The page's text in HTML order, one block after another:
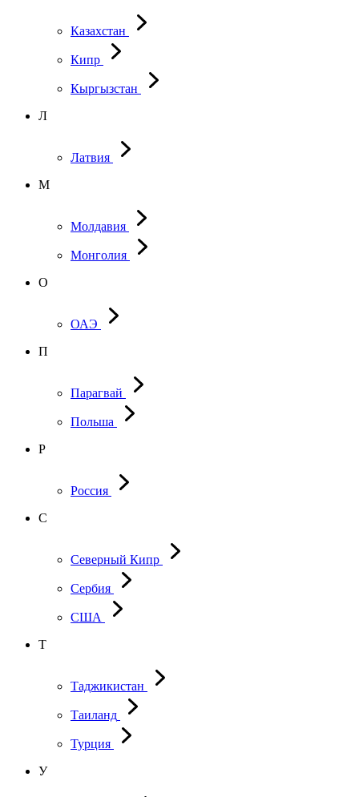
Казахстан
Кипр
Кыргызстан
Л
Латвия
М
Молдавия
Монголия
О
ОАЭ
П
Парагвай
Польша
Р
Россия
С
Северный Кипр
Сербия
США
Т
Таджикистан
Таиланд
Турция
У